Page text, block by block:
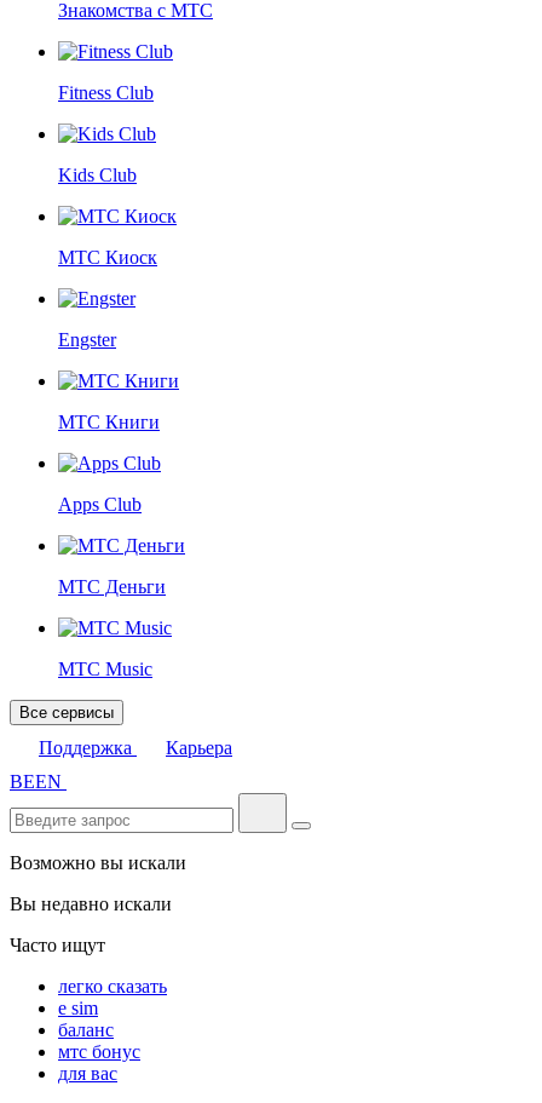
Знакомства с МТС
Fitness Club
Kids Club
МТС Киоск
Engster
МТС Книги
Apps Club
МТС Деньги
МТС Music
Все сервисы
Поддержка
Карьера
BEEN
Возможно вы искали
Вы недавно искали
Часто ищут
легко сказать
e sim
баланс
мтс бонус
для вас